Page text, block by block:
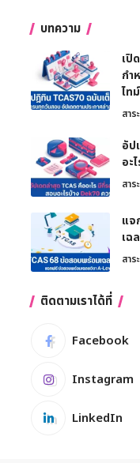
บทความ
เปิ
กำ
ไท
สาร
อัป
อะ
สาร
แจ
เฉ
สาร
ติดตามเราได้ที่
Facebook
Instagram
LinkedIn